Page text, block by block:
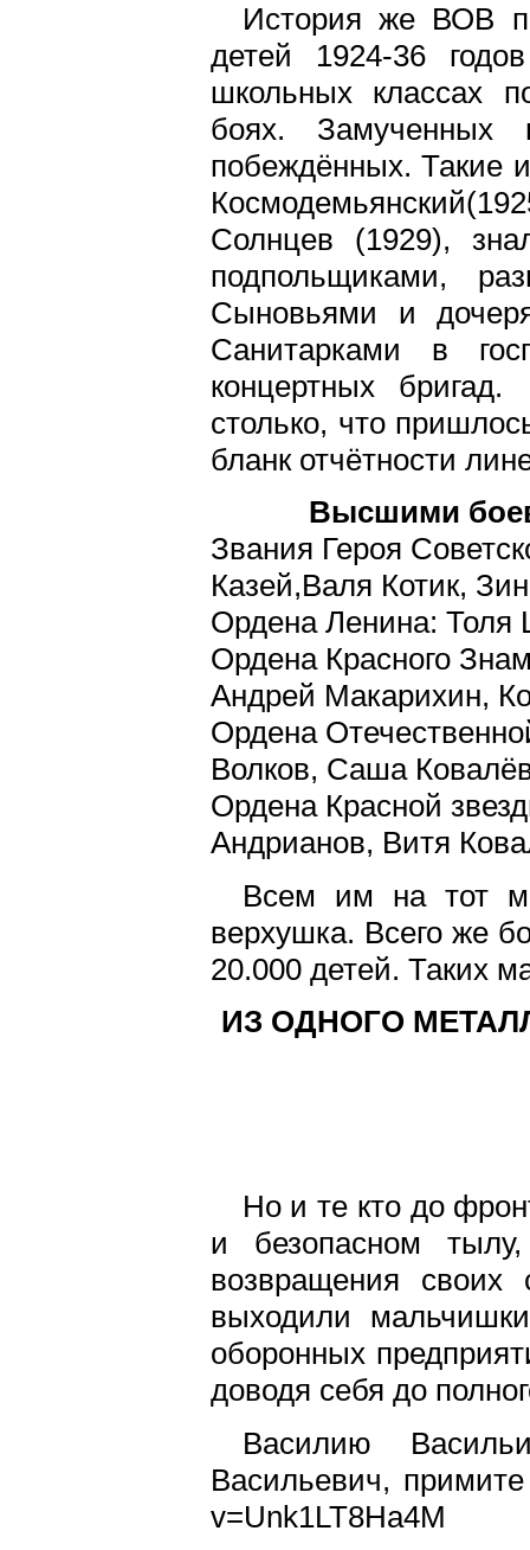
История же ВОВ
детей 1924-36
школьных классах
боях.
побеждённых. Такие
Солнцев (1929),
подпольщиками,
Сыновьями и
Санитарками в
концертных
столько, что
бланк отчётности
Высшими
Звания Героя
Казей,Валя Котик,
Ордена Ленина: Толя
Ордена Красного
Андрей Макарихин,
Ордена
Волков, Саша
Ордена Красной
Андрианов, Витя
Всем им на тот
верхушка. Всего же
20.000 детей. Таких
ИЗ ОДНОГО
Но и те кто до
и безопасном
возвращения
выходили
оборонных
доводя себя до
Василию
Васильевич,
v=Unk1LT8Ha4M